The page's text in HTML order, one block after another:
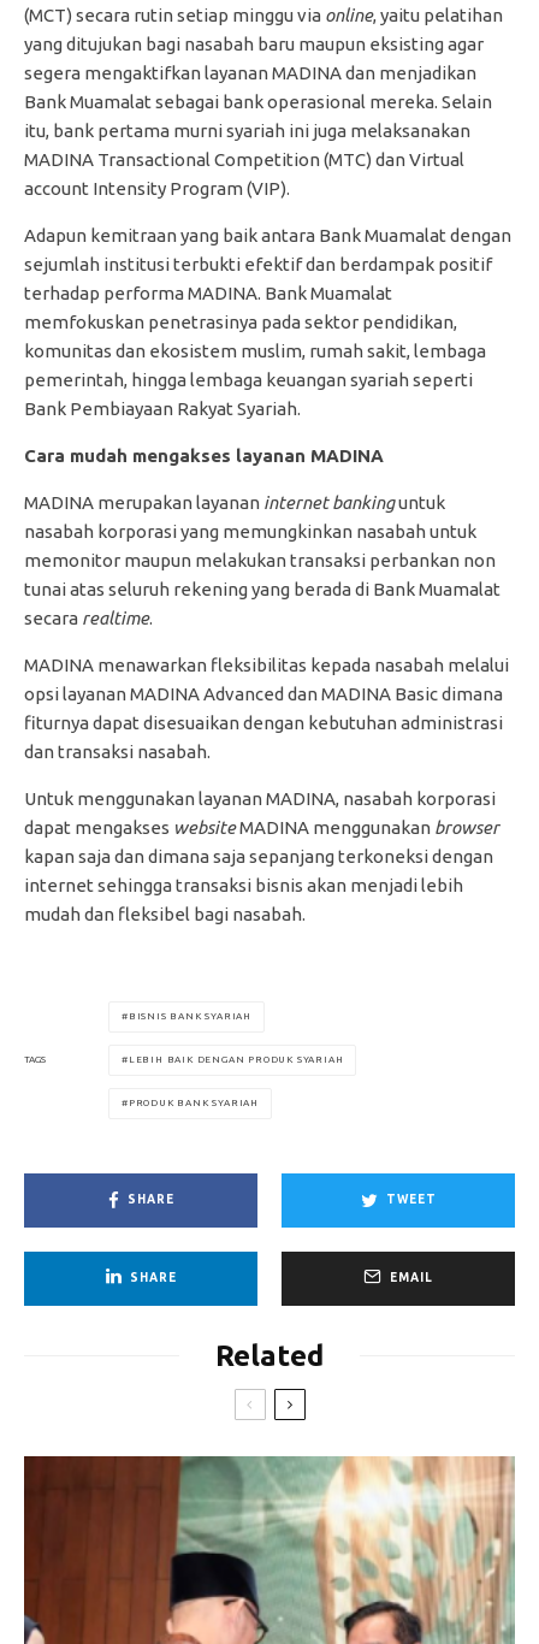
(MCT) secara rutin setiap minggu via online, yaitu pelatihan
yang ditujukan bagi nasabah baru maupun eksisting agar
segera mengaktifkan layanan MADINA dan menjadikan
Bank Muamalat sebagai bank operasional mereka. Selain
itu, bank pertama murni syariah ini juga melaksanakan
MADINA Transactional Competition (MTC) dan Virtual
account Intensity Program (VIP).
Adapun kemitraan yang baik antara Bank Muamalat dengan
sejumlah institusi terbukti efektif dan berdampak positif
terhadap performa MADINA. Bank Muamalat
memfokuskan penetrasinya pada sektor pendidikan,
komunitas dan ekosistem muslim, rumah sakit, lembaga
pemerintah, hingga lembaga keuangan syariah seperti
Bank Pembiayaan Rakyat Syariah.
Cara mudah mengakses layanan MADINA
MADINA merupakan layanan internet bankinguntuk
nasabah korporasi yang memungkinkan nasabah untuk
memonitor maupun melakukan transaksi perbankan non
tunai atas seluruh rekening yang berada di Bank Muamalat
secara realtime.
MADINA menawarkan fleksibilitas kepada nasabah melalui
opsi layanan MADINA Advanced dan MADINA Basic dimana
fiturnya dapat disesuaikan dengan kebutuhan administrasi
dan transaksi nasabah.
Untuk menggunakan layanan MADINA, nasabah korporasi
dapat mengakses websiteMADINA menggunakan browser
kapan saja dan dimana saja sepanjang terkoneksi dengan
internet sehingga transaksi bisnis akan menjadi lebih
mudah dan fleksibel bagi nasabah.
TAGS
BISNIS BANK SYARIAH
LEBIH BAIK DENGAN PRODUK SYARIAH
PRODUK BANK SYARIAH
SHARE TWEET
SHARE EMAIL
Related